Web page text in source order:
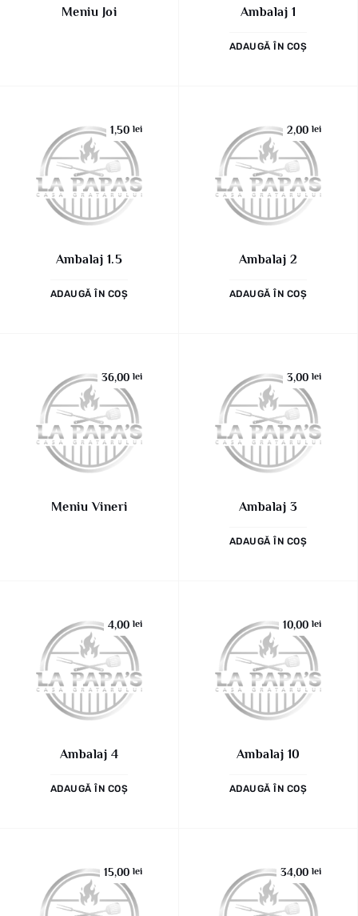
Meniu Joi Ambalaj 1
ADAUGĂ ÎN COȘ
1,50lei
Ambalaj 1.5
ADAUGĂ ÎN COȘ
2,00lei
Ambalaj 2
ADAUGĂ ÎN COȘ
36,00lei
Meniu Vineri
3,00lei
Ambalaj 3
ADAUGĂ ÎN COȘ
4,00lei
Ambalaj 4
ADAUGĂ ÎN COȘ
10,00lei
Ambalaj 10
ADAUGĂ ÎN COȘ
15,00lei 34,00lei